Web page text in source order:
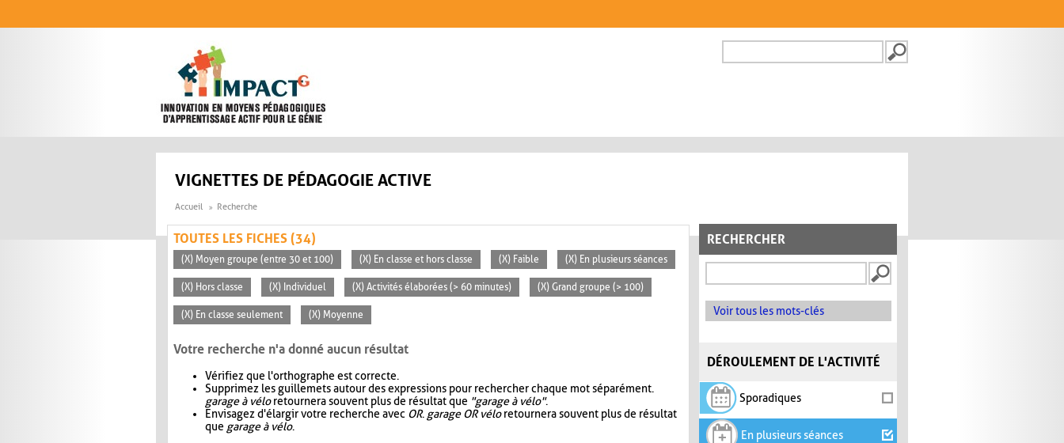
FORMULAIRE DE
VIGNETTES DE PÉDAGOGIE ACTIVE
Accueil Recherche
RECHERCHER
Voir tous les mots-clés
DÉROULEMENT DE L'ACTIVITÉ
Sporadiques
En plusieurs séances
TOUTES LES FICHES (34)
(X) Moyen groupe (entre 30 et 100) (X) En classe et hors classe (X) Faible (X) En plusieurs séances
(X) Hors classe (X) Individuel (X) Activités élaborées (> 60 minutes) (X) Grand groupe (> 100)
(X) En classe seulement (X) Moyenne
Votre recherche n'a donné aucun résultat
Vérifiez que l'orthographe est correcte.
Supprimez les guillemets autour des expressions pour rechercher chaque mot séparément.
garage à véloretournera souvent plus de résultat que "garage à vélo".
Envisagez d'élargir votre recherche avec OR. garage OR véloretournera souvent plus de résultat
que garage à vélo.